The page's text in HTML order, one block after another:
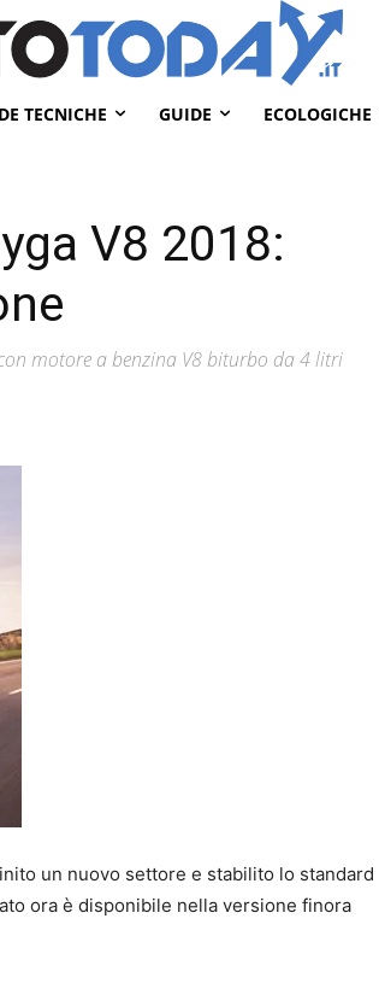
TECNICHE GUIDE ECOLOGICHE
V8 2018:
motore a benzina V8 biturbo da 4 litri
un nuovo settore e stabilito lo standard
ora è disponibile nella versione finora